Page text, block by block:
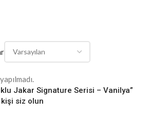
Jakar Signature Serisi – Vanilya”
siz olun